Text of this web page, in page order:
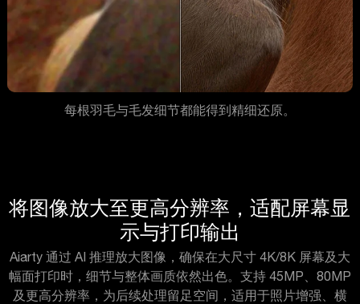
每根羽毛与毛发细节都能得到精细还原。
将图像放大至更高分辨率，适配屏幕显
示与打印输出
Aiarty 通过 AI 推理放大图像，确保在大尺寸 4K/8K 屏幕及大
幅面打印时，细节与整体画质依然出色。支持 45MP、80MP
及更高分辨率，为后续处理留足空间，适用于照片增强、横